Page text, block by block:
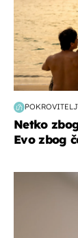
Netko
Evo zbog
moda &